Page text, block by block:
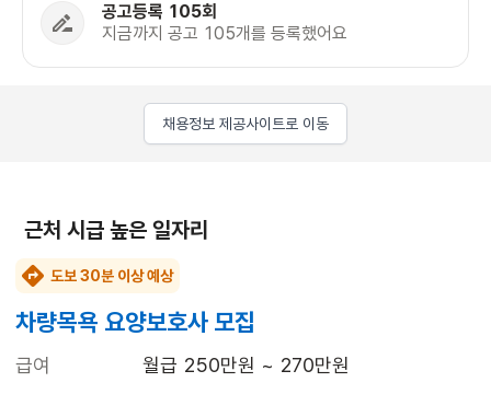
공고등록 105회
지금까지 공고 105개를 등록했어요
채용정보 제공사이트로 이동
근처 시급 높은 일자리
도보 30분 이상 예상
차량목욕 요양보호사 모집
급여
월급 250만원 ~ 270만원